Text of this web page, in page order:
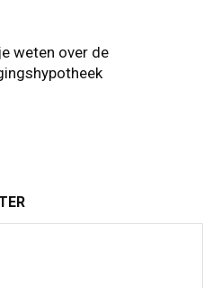
weten over de